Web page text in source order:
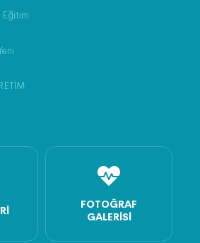
FOTOĞRAF
GALERISI